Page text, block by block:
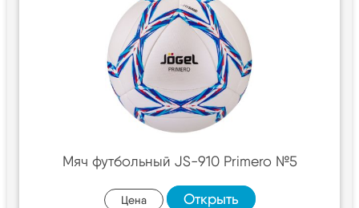
Мяч футбольный JS-910 Primero №5
Цена Открыть